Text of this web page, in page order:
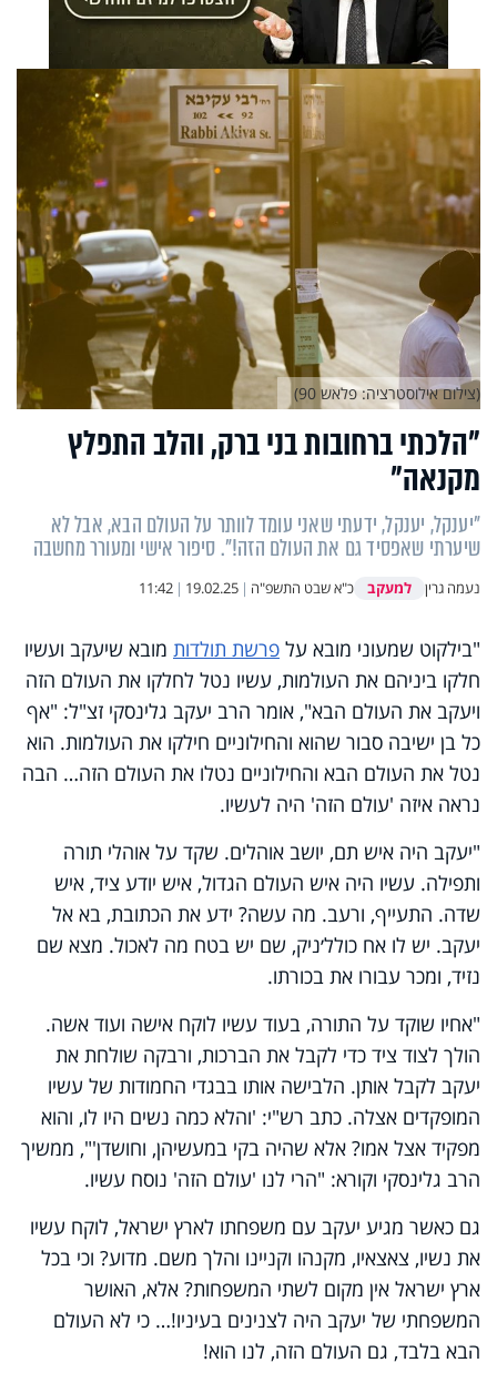
"הלכתי ברחובות בני ברק, והלב התפלץ
מקנאה"
"יענקל, יענקל, ידעתי שאני עומד לוותר על העולם הבא, אבל לא
שיערתי שאפסיד גם את העולם הזה!". סיפור אישי ומעורר מחשבה
נעמה גרין למעקב כ"א שבט התשפ"ה |
19.02.25
|
11:42
(צילום אילוסטרציה: פלאש 90)
"בילקוט שמעוני מובא על פרשת תולדות מובא שיעקב ועשיו
חלקו ביניהם את העולמות, עשיו נטל לחלקו את העולם הזה
ויעקב את העולם הבא", אומר הרב יעקב גלינסקי זצ"ל: "אף
כל בן ישיבה סבור שהוא והחילוניים חילקו את העולמות. הוא
נטל את העולם הבא והחילוניים נטלו את העולם הזה… הבה
נראה איזה 'עולם הזה' היה לעשיו.
"יעקב היה איש תם, יושב אוהלים. שקד על אוהלי תורה
ותפילה. עשיו היה איש העולם הגדול, איש יודע ציד, איש
שדה. התעייף, ורעב. מה עשה? ידע את הכתובת, בא אל
יעקב. יש לו אח כולל׳ניק, שם יש בטח מה לאכול. מצא שם
נזיד, ומכר עבורו את בכורתו.
"אחיו שוקד על התורה, בעוד עשיו לוקח אישה ועוד אשה.
הולך לצוד ציד כדי לקבל את הברכות, ורבקה שולחת את
יעקב לקבל אותן. הלבישה אותו בבגדי החמודות של עשיו
המופקדים אצלה. כתב רש"י: 'והלא כמה נשים היו לו, והוא
מפקיד אצל אמו? אלא שהיה בקי במעשיהן, וחושדן'", ממשיך
הרב גלינסקי וקורא: "הרי לנו 'עולם הזה' נוסח עשיו.
גם כאשר מגיע יעקב עם משפחתו לארץ ישראל, לוקח עשיו
את נשיו, צאצאיו, מקנהו וקניינו והלך משם. מדוע? וכי בכל
ארץ ישראל אין מקום לשתי המשפחות? אלא, האושר
המשפחתי של יעקב היה לצנינים בעיניו!… כי לא העולם
הבא בלבד, גם העולם הזה, לנו הוא!